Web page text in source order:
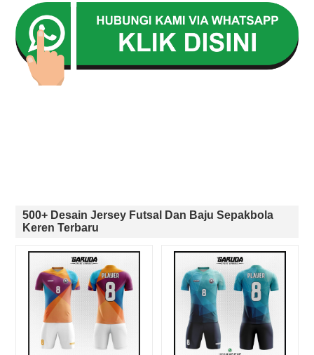
500+ Desain Jersey Futsal Dan Baju Sepakbola
Keren Terbaru